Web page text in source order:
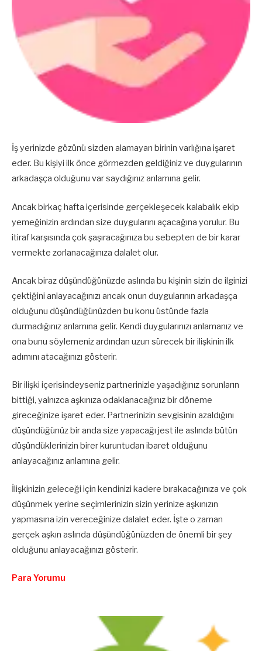
İş yerinizde gözünü sizden alamayan birinin varlığına işaret
eder. Bu kişiyi ilk önce görmezden geldiğiniz ve duygularının
arkadaşça olduğunu var saydığınız anlamına gelir.
Ancak birkaç hafta içerisinde gerçekleşecek kalabalık ekip
yemeğinizin ardından size duygularını açacağına yorulur. Bu
itiraf karşısında çok şaşıracağınıza bu sebepten de bir karar
vermekte zorlanacağınıza dalalet olur.
Ancak biraz düşündüğünüzde aslında bu kişinin sizin de ilginizi
çektiğini anlayacağınızı ancak onun duygularının arkadaşça
olduğunu düşündüğünüzden bu konu üstünde fazla
durmadığınız anlamına gelir. Kendi duygularınızı anlamanız ve
ona bunu söylemeniz ardından uzun sürecek bir ilişkinin ilk
adımını atacağınızı gösterir.
Bir ilişki içerisindeyseniz partnerinizle yaşadığınız sorunların
bittiği, yalnızca aşkınıza odaklanacağınız bir döneme
gireceğinize işaret eder. Partnerinizin sevgisinin azaldığını
düşündüğünüz bir anda size yapacağı jest ile aslında bütün
düşündüklerinizin birer kuruntudan ibaret olduğunu
anlayacağınız anlamına gelir.
İlişkinizin geleceği için kendinizi kadere bırakacağınıza ve çok
düşünmek yerine seçimlerinizin sizin yerinize aşkınızın
yapmasına izin vereceğinize dalalet eder. İşte o zaman
gerçek aşkın aslında düşündüğünüzden de önemli bir şey
olduğunu anlayacağınızı gösterir.
Para Yorumu